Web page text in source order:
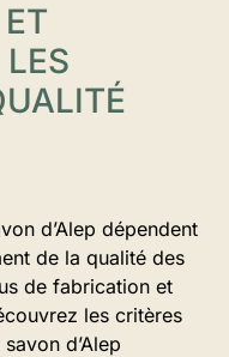
d’Alep dépendent
de la qualité des
de fabrication et
les critères
d’Alep